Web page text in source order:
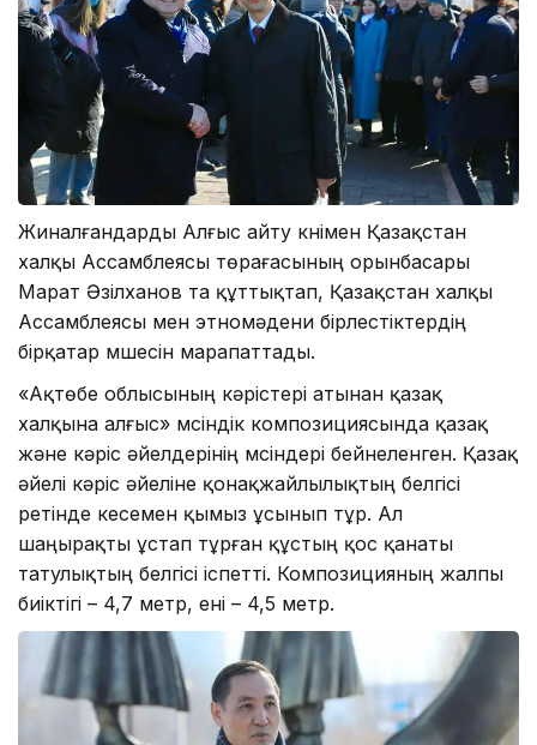
Жиналғандарды Алғыс айту күнімен Қазақстан
халқы Ассамблеясы төрағасының орынбасары
Марат Әзілханов та құттықтап, Қазақстан халқы
Ассамблеясы мен этномәдени бірлестіктердің
бірқатар мүшесін марапаттады.
«Ақтөбе облысының кәрістері атынан қазақ
халқына алғыс» мүсіндік композициясында қазақ
және кәріс әйелдерінің мүсіндері бейнеленген. Қазақ
әйелі кәріс әйеліне қонақжайлылықтың белгісі
ретінде кесемен қымыз ұсынып тұр. Ал
шаңырақты ұстап тұрған құстың қос қанаты
татулықтың белгісі іспетті. Композицияның жалпы
биіктігі – 4,7 метр, ені – 4,5 метр.